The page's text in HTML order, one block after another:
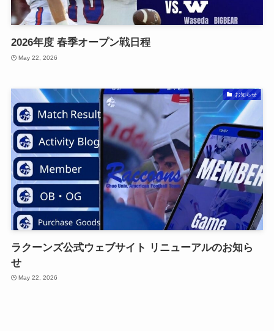
2026年度 春季オープン戦日程
May 22, 2026
お知らせ
ラクーンズ公式ウェブサイト リニューアルのお知ら
せ
May 22, 2026